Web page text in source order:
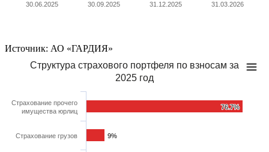
30.06.2025 30.09.2025 31.12.2025 31.03.2026
Источник: АО «ГАРДИЯ»
Структура страхового портфеля по взносам за
2025 год
76.7%
76.7%
9%
9%
Страхование прочего
имущества юрлиц
Страхование грузов